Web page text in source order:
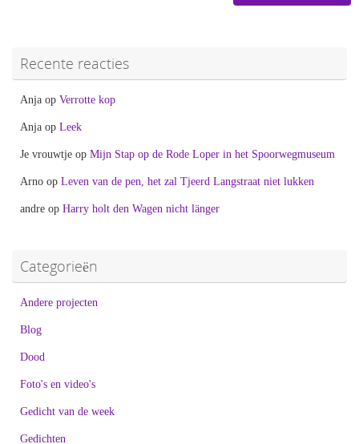
Recente reacties
Anja op Verrotte kop
Anja op Leek
Je vrouwtje op Mijn Stap op de Rode Loper in het Spoorwegmuseum
Arno op Leven van de pen, het zal Tjeerd Langstraat niet lukken
andre op Harry holt den Wagen nicht länger
Categorieën
Andere projecten
Blog
Dood
Foto's en video's
Gedicht van de week
Gedichten